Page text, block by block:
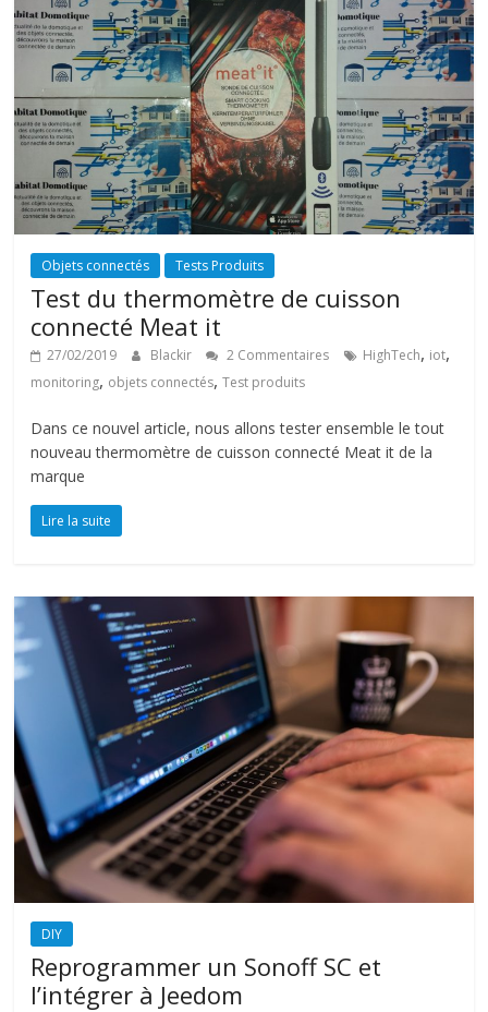
Objets connectés Tests Produits
Test du thermomètre de cuisson
connecté Meat it
27/02/2019 Blackir 2 Commentaires HighTech, iot,
monitoring, objets connectés,Test produits
Dans ce nouvel article, nous allons tester ensemble le tout
nouveau thermomètre de cuisson connecté Meat it de la
marque
Lire la suite
DIY
Reprogrammer un Sonoff SC et
l’intégrer à Jeedom